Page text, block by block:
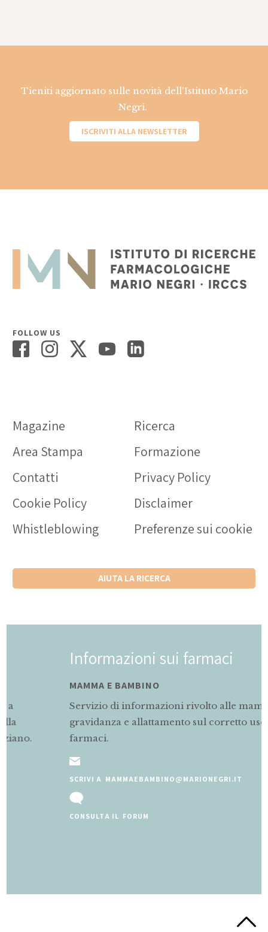
Tieniti aggiornato sulle novità dell'Istituto Mario
Negri.
ISCRIVITI ALLA NEWSLETTER
FOLLOW US
Magazine
Ricerca
Area Stampa
Formazione
Contatti
Privacy Policy
Cookie Policy
Disclaimer
Whistleblowing
Preferenze sui cookie
AIUTA LA RICERCA
Informazioni sui farmaci
MAMMA E BAMBINO
Servizio di informazioni rivolto alle mamme in
gravidanza e allattamento sul corretto uso dei
farmaci.
SCRIVI A MAMMAEBAMBINO@MARIONEGRI.IT
CONSULTA IL FORUM